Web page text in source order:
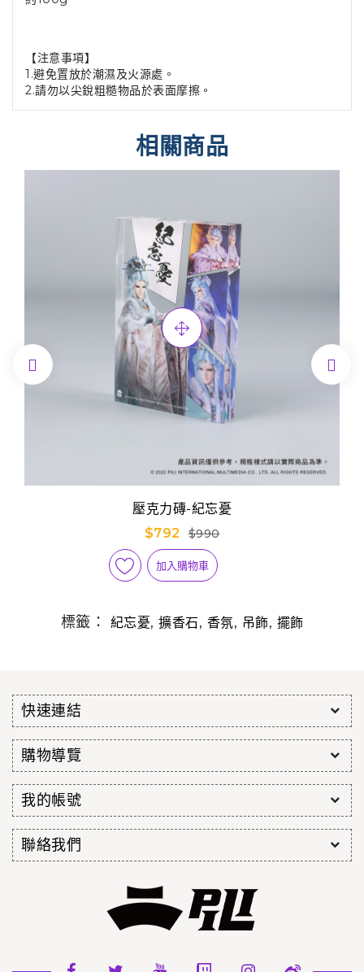
【注意事項】
1.避免置放於潮濕及火源處。
2.請勿以尖銳粗糙物品於表面摩擦。
相關商品
壓克力磚-紀忘憂
$792
$990
加入購物車
 
標籤： 紀忘憂, 擴香石, 香氛, 吊飾, 擺飾
快速連結
購物導覽
我的帳號
聯絡我們